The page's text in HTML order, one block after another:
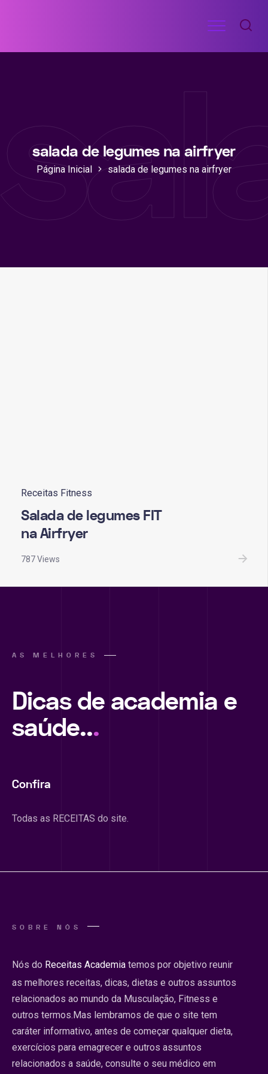
conteúdo
RECEITAS
ACADEMIA
Menu
salada de legumes na airfryer
Página Inicial salada de legumes na airfryer
Receitas Fitness
Salada de legumes FIT
na Airfryer
787 Views
AS MELHORES
Dicas de academia e
saúde...
Confira
Todas as RECEITAS do site.
SOBRE NÓS
Nós do Receitas Academia temos por objetivo reunir
as melhores receitas, dicas, dietas e outros assuntos
relacionados ao mundo da Musculação, Fitness e
outros termos.Mas lembramos de que o site tem
caráter informativo, antes de começar qualquer dieta,
exercícios para emagrecer e outros assuntos
relacionados a saúde, consulte o seu médico em